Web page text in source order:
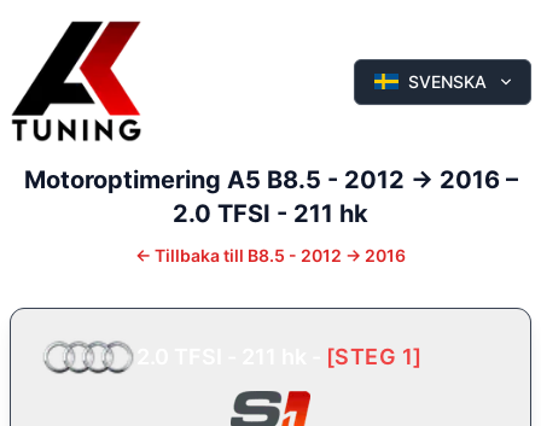
SVENSKA
Motoroptimering A5 B8.5 - 2012 -> 2016–
2.0 TFSI - 211 hk
← Tillbaka till B8.5 - 2012 -> 2016
[STEG 1]